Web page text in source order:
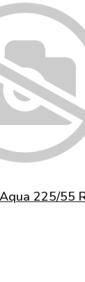
225/55